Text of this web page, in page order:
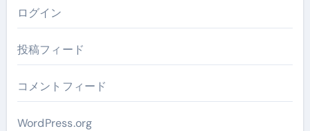
ログイン
投稿フィード
コメントフィード
WordPress.org